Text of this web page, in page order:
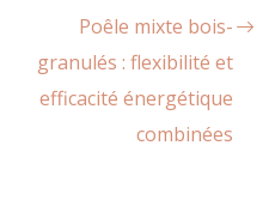
Poêle mixte bois-
granulés : flexibilité et
efficacité énergétique
combinées